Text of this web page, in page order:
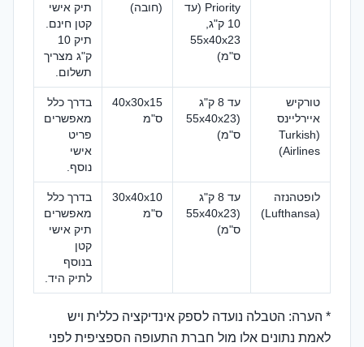
Priority (עד
10 ק"ג,
55x40x23
ס"מ)
(חובה)
תיק אישי
קטן חינם.
תיק 10
ק"ג מצריך
תשלום.
טורקיש
איירליינס
(Turkish
Airlines)
עד 8 ק"ג
(55x40x23
ס"מ)
40x30x15
ס"מ
בדרך כלל
מאפשרים
פריט
אישי
נוסף.
לופטהנזה
(Lufthansa)
עד 8 ק"ג
(55x40x23
ס"מ)
30x40x10
ס"מ
בדרך כלל
מאפשרים
תיק אישי
קטן
בנוסף
לתיק היד.
* הערה: הטבלה נועדה לספק אינדיקציה כללית ויש
לאמת נתונים אלו מול חברת התעופה הספציפית לפני